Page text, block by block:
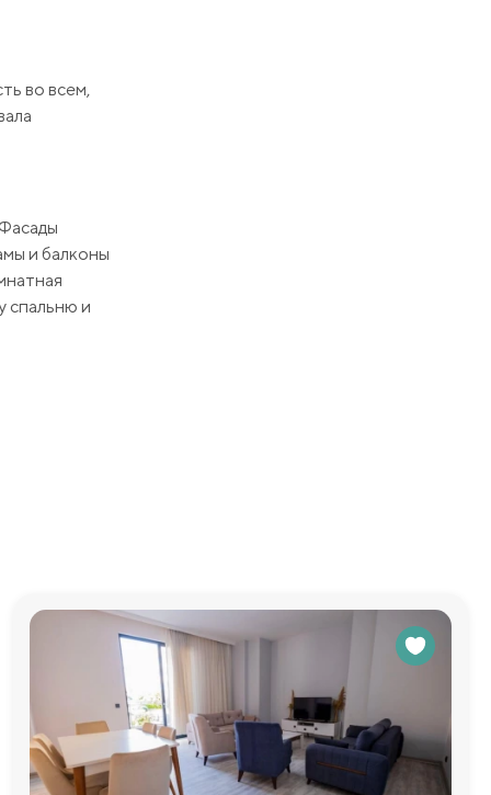
во всем,
и балконы
спальню и